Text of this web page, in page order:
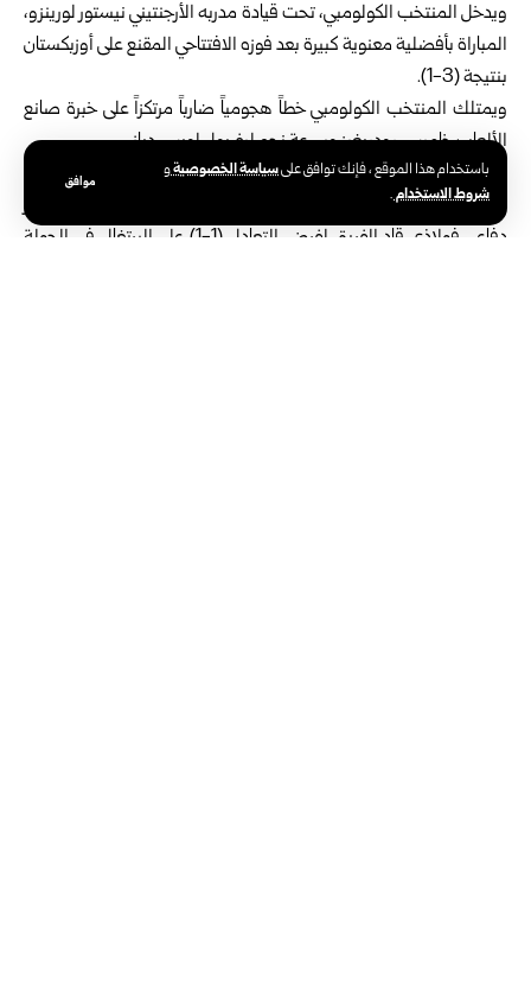
باستخدام هذا الموقع ، فإنك توافق علىسياسة الخصوصيةو
شروط الاستخدام.
موافق
ويدخل المنتخب الكولومبي، تحت قيادة مدربه الأرجنتيني نيستور لورينزو،
المباراة بأفضلية معنوية كبيرة بعد فوزه الافتتاحي المقنع على أوزبكستان
بنتيجة (3-1).
ويمتلك المنتخب الكولومبي خطاً هجومياً ضارباً مرتكزاً على خبرة صانع
الألعاب خاميس رودريغيز وسرعة نجم ليفربول لويس دياز.
وفي المقابل يتطلع منتخب جمهورية الكونغو الديمقراطية، الذي عاد
للمونديال بعد غياب دام 52 عاماً، إلى مواصلة مفاجآته وتثبيت جدار
دفاعي فولاذي قاد الفريق لفرض التعادل (1-1) على البرتغال في الجولة